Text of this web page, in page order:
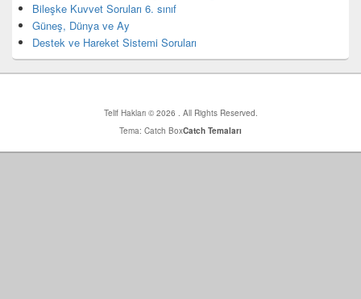
Bileşke Kuvvet Soruları 6. sınıf
Güneş, Dünya ve Ay
Destek ve Hareket Sistemi Soruları
Telif Hakları © 2026 . All Rights Reserved.
Tema: Catch BoxCatch Temaları